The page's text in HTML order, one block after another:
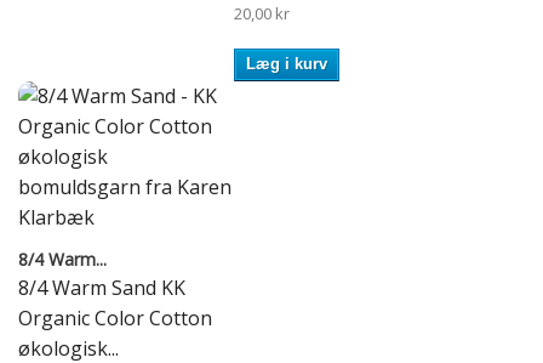
20,00 kr
Læg i kurv
8/4 Warm...
8/4 Warm Sand KK
Organic Color Cotton
økologisk...